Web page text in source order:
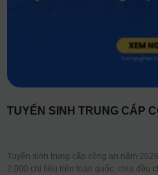
TUYỂN SINH TRUNG CẤP
Tuyển sinh trung cấp công an năm
2.000 chỉ tiêu trên toàn quốc, chia đều